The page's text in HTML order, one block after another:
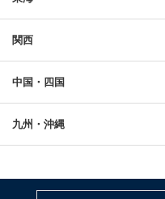
関西
中国・四国
九州・沖縄